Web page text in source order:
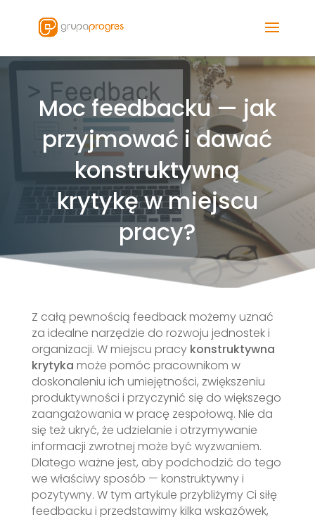
Moc feedbacku — jak
przyjmować i dawać
konstruktywną
krytykę w miejscu
pracy?
Z całą pewnością feedback możemy uznać
za idealne narzędzie do rozwoju jednostek i
organizacji. W miejscu pracy konstruktywna
krytyka może pomóc pracownikom w
doskonaleniu ich umiejętności, zwiększeniu
produktywności i przyczynić się do większego
zaangażowania w pracę zespołową. Nie da
się też ukryć, że udzielanie i otrzymywanie
informacji zwrotnej może być wyzwaniem.
Dlatego ważne jest, aby podchodzić do tego
we właściwy sposób — konstruktywny i
pozytywny. W tym artykule przybliżymy Ci siłę
feedbacku i przedstawimy kilka wskazówek,